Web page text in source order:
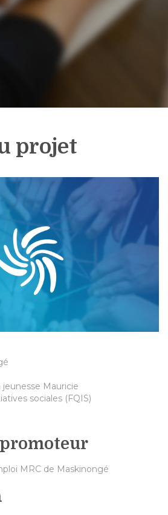
projet
jeunesse Mauricie
sociales (FQIS)
MRC de Maskinongé